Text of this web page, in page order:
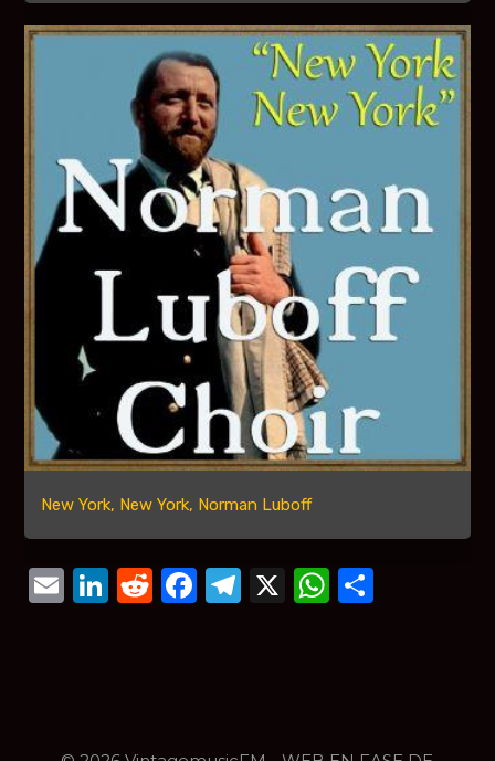
New York, New York, Norman Luboff
Email
LinkedIn
Reddit
Facebook
Telegram
X